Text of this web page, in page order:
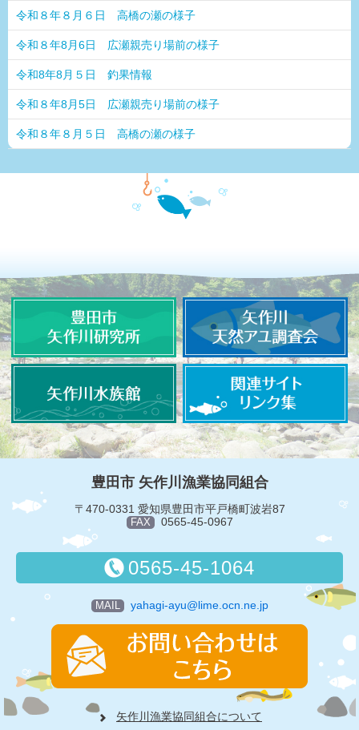
令和８年８月６日 高橋の瀬の様子
令和８年8月6日 広瀬親売り場前の様子
令和8年8月５日 釣果情報
令和８年8月5日 広瀬親売り場前の様子
令和８年８月５日 高橋の瀬の様子
豊田市 矢作川漁業協同組合
〒470-0331 愛知県豊田市平戸橋町波岩87
FAX 0565-45-0967
0565-45-1064
MAIL yahagi-ayu@lime.ocn.ne.jp
矢作川漁業協同組合について